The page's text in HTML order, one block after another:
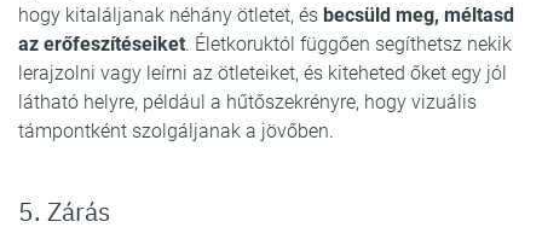
hogy kitaláljanak néhány ötletet, és becsüld meg, méltasd
az erőfeszítéseiket. Életkoruktól függően segíthetsz nekik
lerajzolni vagy leírni az ötleteiket, és kiteheted őket egy jól
látható helyre, például a hűtőszekrényre, hogy vizuális
támpontként szolgáljanak a jövőben.
5. Zárás